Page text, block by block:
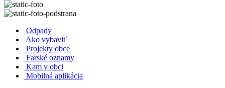
Odpady
Ako vybaviť
Projekty obce
Farské oznamy
Kam v obci
Mobilná aplikácia